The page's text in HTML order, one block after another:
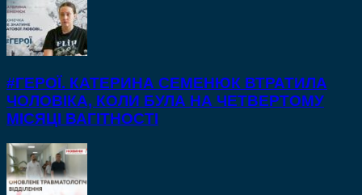
#ГЕРОЇ. КАТЕРИНА СЕМЕНЮК ВТРАТИЛА
ЧОЛОВІКА, КОЛИ БУЛА НА ЧЕТВЕРТОМУ
МІСЯЦІ ВАГІТНОСТІ